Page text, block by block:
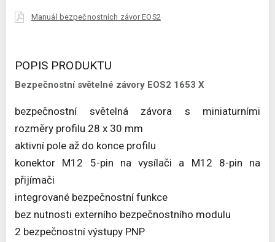
Manuál bezpečnostních závor EOS2
POPIS PRODUKTU
Bezpečnostní světelné závory EOS2 1653 X
bezpečnostní světelná závora s miniaturními
rozměry profilu 28 x 30 mm
aktivní pole až do konce profilu
konektor M12 5-pin na vysílači a M12 8-pin na
přijímači
integrované bezpečnostní funkce
bez nutnosti externího bezpečnostního modulu
2 bezpečnostní výstupy PNP